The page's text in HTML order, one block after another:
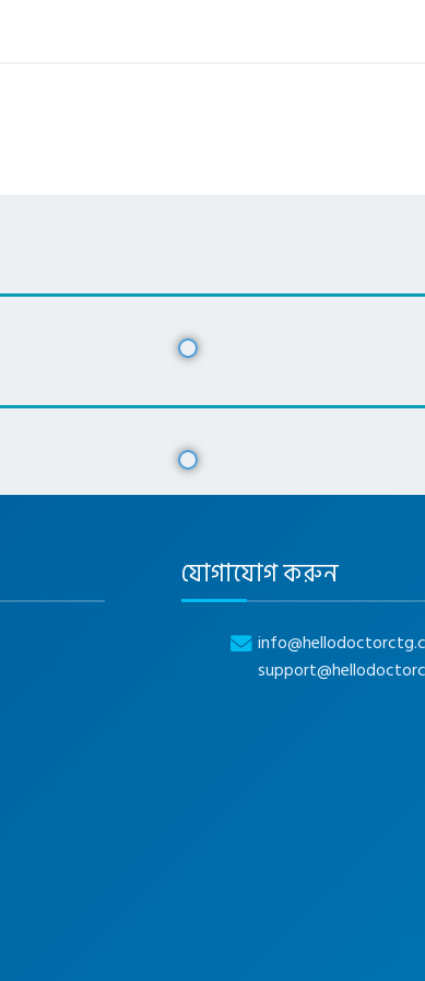
যোগাযোগ করুন